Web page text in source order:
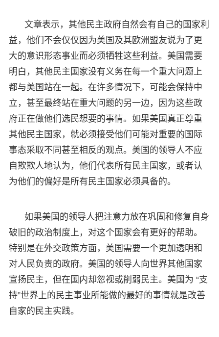
文章表示，其他民主政府自然会有自己的国家利
益，他们不会仅仅因为美国及其欧洲盟友说为了更
大的意识形态事业而必须牺牲这些利益。美国需要
明白，其他民主国家没有义务在每一个重大问题上
都与美国站在一起。在许多情况下，可能会保持中
立，甚至最终站在重大问题的另一边，因为这些政
府正在做他们选民想要的事情。如果美国真正尊重
其他民主国家，就必须接受他们可能对重要的国际
事态采取不同甚至相反的观点。美国的领导人不应
自欺欺人地认为，他们代表所有民主国家，或者认
为他们的偏好是所有民主国家必须具备的。
如果美国的领导人把注意力放在巩固和修复自身
破旧的政治制度上，对这个国家会有更好的帮助。
特别是在外交政策方面，美国需要一个更加透明和
对人民负责的政府。美国的领导人向世界其他国家
宣扬民主，但在国内却忽视或削弱民主。美国为 “支
持”世界上的民主事业所能做的最好的事情就是改善
自家的民主实践。